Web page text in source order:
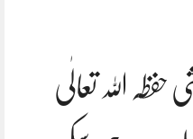
اللہ تعالٰی